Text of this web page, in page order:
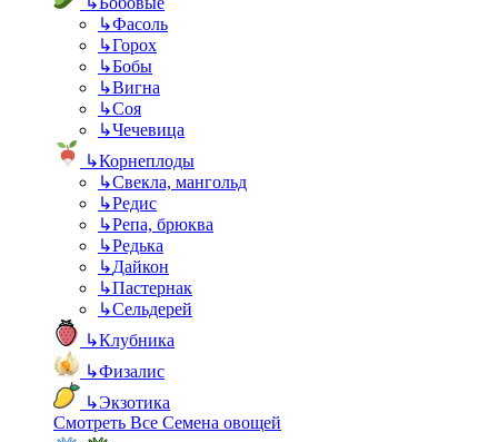
↳Фасоль
↳Горох
↳Бобы
↳Вигна
↳Соя
↳Чечевица
↳Корнеплоды
↳Свекла, мангольд
↳Редис
↳Репа, брюква
↳Редька
↳Дайкон
↳Пастернак
↳Сельдерей
↳Клубника
↳Физалис
↳Экзотика
Смотреть Все Семена овощей